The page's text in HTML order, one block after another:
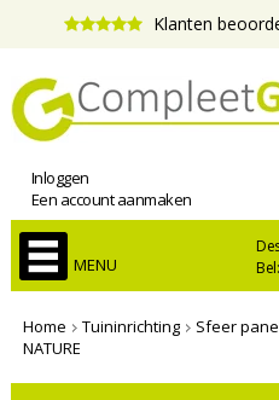
Klanten
Inloggen
Een account aanmaken
MENU
Home Tuininrichting Sfeer
NATURE